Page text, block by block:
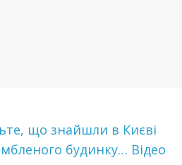
що знайшли в Києві
будинку… Відео